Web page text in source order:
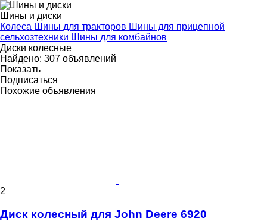
Шины и диски
Колеса Шины для тракторов Шины для прицепной
сельхозтехники Шины для комбайнов
Диски колесные
Найдено: 307 объявлений
Показать
Подписаться
Похожие объявления
2
Диск колесный для John Deere 6920